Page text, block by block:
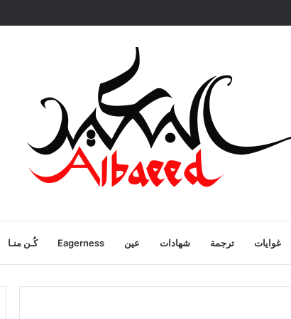
غوايات ترجمة شهادات عين Eagerness كُـن منـا